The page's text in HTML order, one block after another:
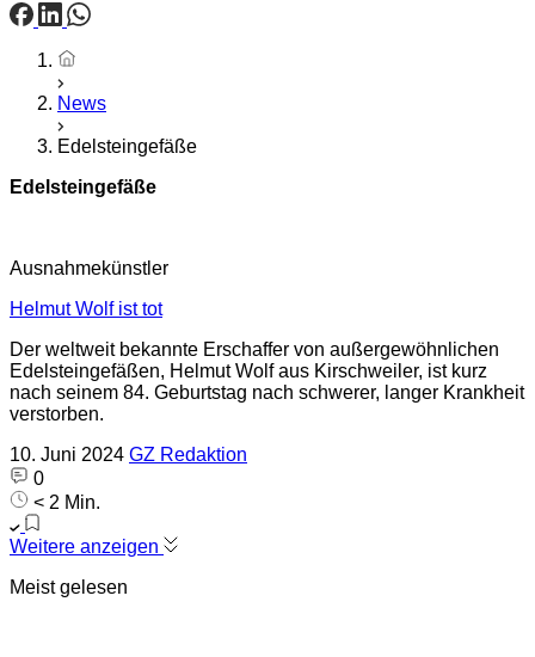
Startseite
News
Edelsteingefäße
Edelsteingefäße
Ausnahmekünstler
Helmut Wolf ist tot
Der weltweit bekannte Erschaffer von außergewöhnlichen
Edelsteingefäßen, Helmut Wolf aus Kirschweiler, ist kurz
nach seinem 84. Geburtstag nach schwerer, langer Krankheit
verstorben.
10. Juni 2024 GZ Redaktion
0
< 2 Min.
Weitere anzeigen
Meist gelesen